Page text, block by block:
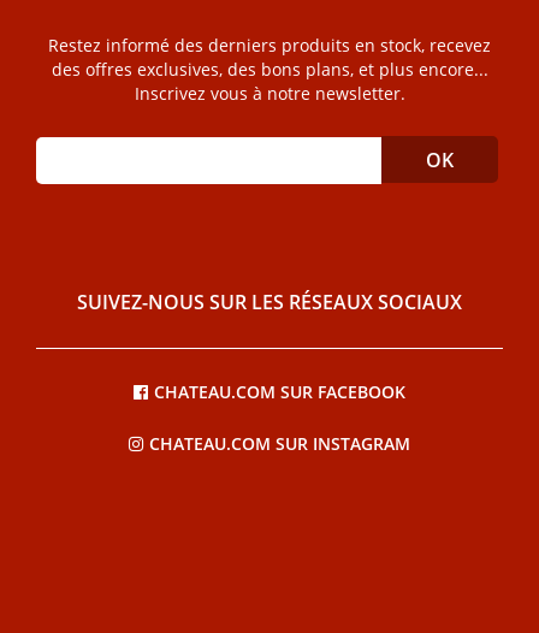
Restez informé des derniers produits en stock, recevez
des offres exclusives, des bons plans, et plus encore...
Inscrivez vous à notre newsletter.
SUIVEZ-NOUS SUR LES RÉSEAUX SOCIAUX
CHATEAU.COM SUR FACEBOOK
CHATEAU.COM SUR INSTAGRAM